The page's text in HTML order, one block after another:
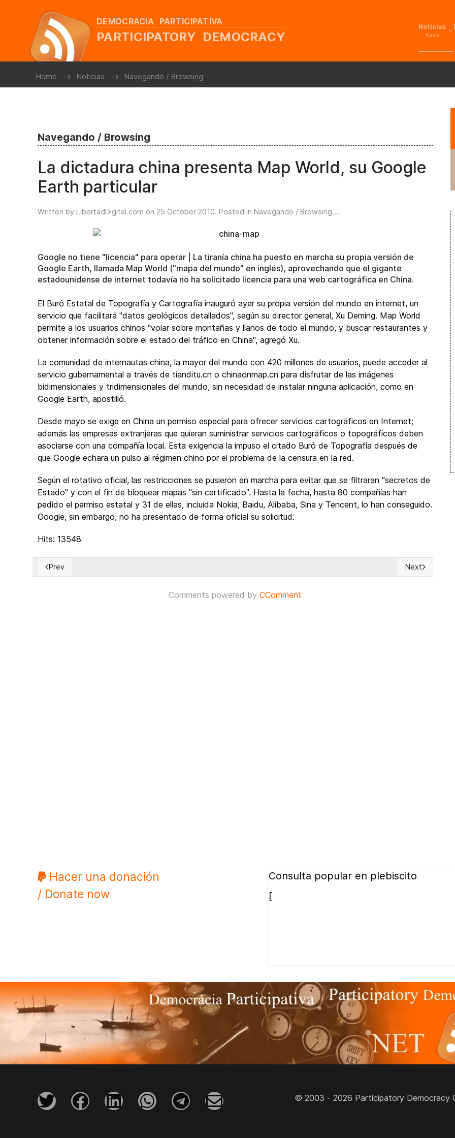
DEMOCRACIA PARTICIPATIVA
PARTICIPATORY DEMOCRACY
Noticias
News
Home Noticias Navegando / Browsing
Navegando / Browsing
La dictadura china presenta Map World, su Google
Earth particular
Written by LibertadDigital.com on 25 October 2010. Posted in Navegando / Browsing....
Google no tiene "licencia" para operar | La tiranía china ha puesto en marcha su propia versión de
Google Earth, llamada Map World ("mapa del mundo" en inglés), aprovechando que el gigante
estadounidense de internet todavía no ha solicitado licencia para una web cartográfica en China.
El Buró Estatal de Topografía y Cartografía inauguró ayer su propia versión del mundo en internet, un
servicio que facilitará "datos geológicos detallados", según su director general, Xu Deming. Map World
permite a los usuarios chinos "volar sobre montañas y llanos de todo el mundo, y buscar restaurantes y
obtener información sobre el estado del tráfico en China", agregó Xu.
La comunidad de internautas china, la mayor del mundo con 420 millones de usuarios, puede acceder al
servicio gubernamental a través de tianditu.cn o chinaonmap.cn para disfrutar de las imágenes
bidimensionales y tridimensionales del mundo, sin necesidad de instalar ninguna aplicación, como en
Google Earth, apostilló.
Desde mayo se exige en China un permiso especial para ofrecer servicios cartográficos en Internet;
además las empresas extranjeras que quieran suministrar servicios cartográficos o topográficos deben
asociarse con una compañía local. Esta exigencia la impuso el citado Buró de Topografía después de
que Google echara un pulso al régimen chino por el problema de la censura en la red.
Según el rotativo oficial, las restricciones se pusieron en marcha para evitar que se filtraran "secretos de
Estado" y con el fin de bloquear mapas "sin certificado". Hasta la fecha, hasta 80 compañías han
pedido el permiso estatal y 31 de ellas, incluida Nokia, Baidu, Alibaba, Sina y Tencent, lo han conseguido.
Google, sin embargo, no ha presentado de forma oficial su solicitud.
Hits: 13548
Previous article: El autor de 'La ética hacker' cree que 'controlar Internet no es la solución'
Prev Next article:
Next
Comments powered byCComment
Hacer una donación
/ Donate now
Consulta popular en plebiscito
[
© 2003 - 2026 Participatory Democracy